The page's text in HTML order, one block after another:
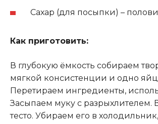
Сахар (для посыпки) –
Как приготовить:
В глубокую ёмкость собираем
мягкой консистенции и одно
Перетираем ингредиенты,
Засыпаем муку с
тесто. Убираем его в